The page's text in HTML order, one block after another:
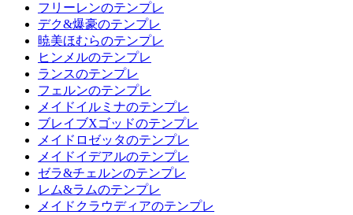
フリーレンのテンプレ
デク&爆豪のテンプレ
暁美ほむらのテンプレ
ヒンメルのテンプレ
ランスのテンプレ
フェルンのテンプレ
メイドイルミナのテンプレ
ブレイブXゴッドのテンプレ
メイドロゼッタのテンプレ
メイドイデアルのテンプレ
ゼラ&チェルンのテンプレ
レム&ラムのテンプレ
メイドクラウディアのテンプレ